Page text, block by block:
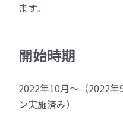
ます。
開始時期
2022年10月～（2022
ン実施済み）